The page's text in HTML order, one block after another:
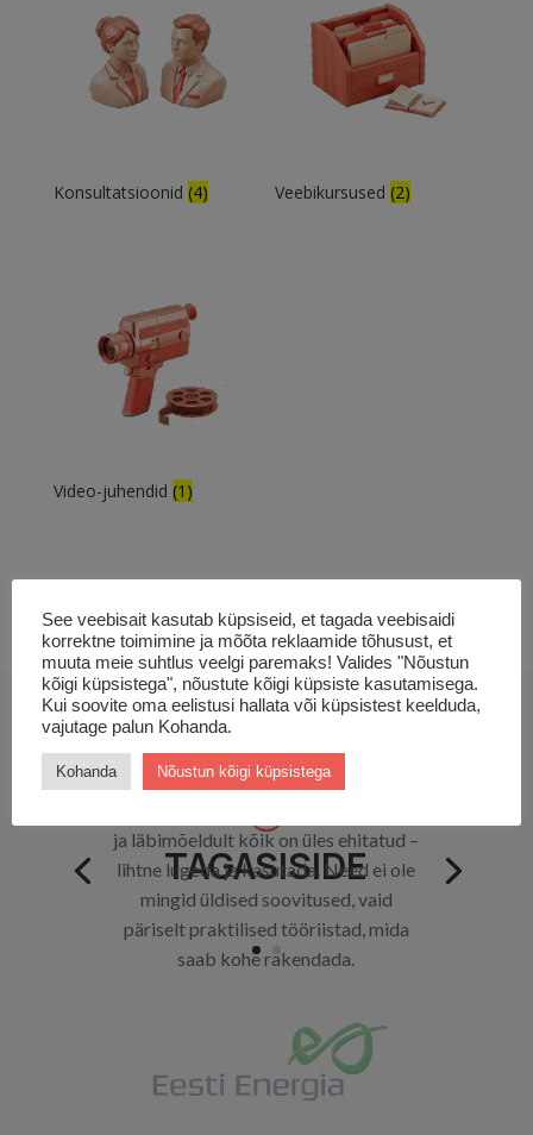
Konsultatsioonid (4) Veebikursused (2)
Video-juhendid (1)
TAGASISIDE
Ostsin siit 3 abimaterjali ja jäin väga
ja läbimõeldult kõik on üles ehitatud –
lihtne lugeda ja kasutada. Need ei ole
mingid üldised soovitused, vaid
päriselt praktilised tööriistad, mida
saab kohe rakendada.
See veebisait kasutab küpsiseid, et tagada veebisaidi
korrektne toimimine ja mõõta reklaamide tõhusust, et
muuta meie suhtlus veelgi paremaks! Valides "Nõustun
kõigi küpsistega", nõustute kõigi küpsiste kasutamisega.
Kui soovite oma eelistusi hallata või küpsistest keelduda,
vajutage palun Kohanda.
Kohanda Nõustun kõigi küpsistega